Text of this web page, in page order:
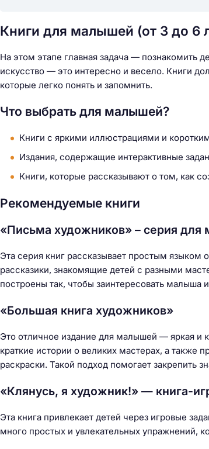
Книги для малышей (от 3 до 6
На этом этапе главная задача — познакомить
искусство — это интересно и весело. Книги
которые легко понять и запомнить.
Что выбрать для малышей?
Книги с яркими иллюстрациями и
Издания, содержащие интерактивные
Книги, которые рассказывают о том, как
Рекомендуемые книги
«Письма художников» – серия
Эта серия книг рассказывает простым языком
рассказики, знакомящие детей с разными
построены так, чтобы заинтересовать малыша
«Большая книга художников»
Это отличное издание для малышей — яркая и
краткие истории о великих мастерах, а также
раскраски. Такой подход помогает закрепить
«Клянусь, я художник!» — книга-
Эта книга привлекает детей через игровые
много простых и увлекательных упражнений,